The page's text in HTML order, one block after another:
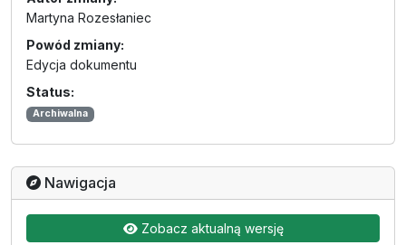
Martyna Rozesłaniec
Powód zmiany:
Edycja dokumentu
Status:
Archiwalna
Nawigacja
Zobacz aktualną wersję